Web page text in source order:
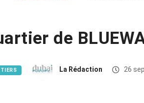
de
La Rédaction 26